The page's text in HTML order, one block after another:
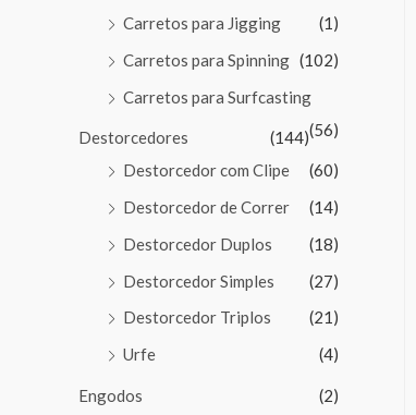
Carretos para Jigging
(1)
Carretos para Spinning (102)
Carretos para Surfcasting
(56)
Destorcedores
(144)
Destorcedor com Clipe
(60)
Destorcedor de Correr
(14)
Destorcedor Duplos
(18)
Destorcedor Simples
(27)
Destorcedor Triplos
(21)
Urfe
(4)
Engodos (2)